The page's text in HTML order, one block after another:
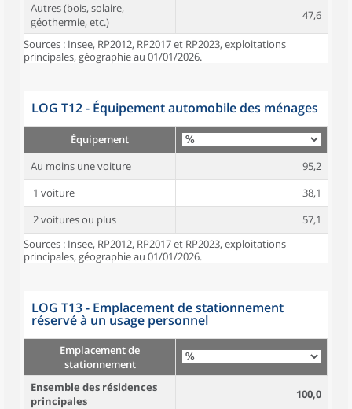
Autres (bois, solaire,
géothermie, etc.)
47,6
Sources : Insee, RP2012, RP2017 et RP2023, exploitations
principales, géographie au 01/01/2026.
LOG T12 - Équipement automobile des ménages
Équipement
Au moins une voiture
95,2
1 voiture
38,1
2 voitures ou plus
57,1
Sources : Insee, RP2012, RP2017 et RP2023, exploitations
principales, géographie au 01/01/2026.
LOG T13 - Emplacement de stationnement
réservé à un usage personnel
Emplacement de
stationnement
Ensemble des résidences
principales
100,0